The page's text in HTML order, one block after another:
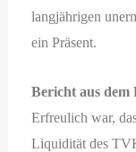
langjährigen
ein Präsent.
Bericht aus dem
Erfreulich war,
Liquidität des